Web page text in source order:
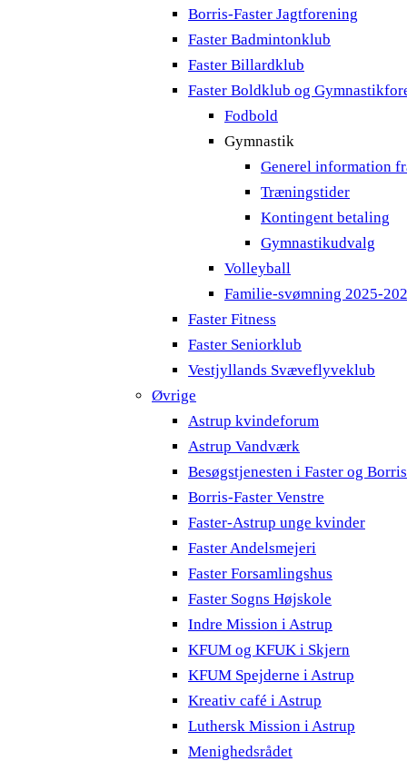
Borris-Faster Jagtforening
Faster Badmintonklub
Faster Billardklub
Faster Boldklub og
Fodbold
Gymnastik
Generel information
Træningstider
Kontingent betaling
Gymnastikudvalg
Volleyball
Familie-svømning 2025-
Faster Fitness
Faster Seniorklub
Vestjyllands Svæveflyveklub
Øvrige
Astrup kvindeforum
Astrup Vandværk
Besøgstjenesten i Faster og
Borris-Faster Venstre
Faster-Astrup unge kvinder
Faster Andelsmejeri
Faster Forsamlingshus
Faster Sogns Højskole
Indre Mission i Astrup
KFUM og KFUK i Skjern
KFUM Spejderne i Astrup
Kreativ café i Astrup
Luthersk Mission i Astrup
Menighedsrådet